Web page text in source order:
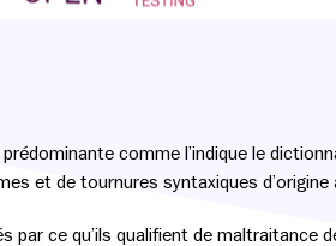
comme l’indique le
et de tournures syntaxiques d’origine
par ce qu’ils qualifient de maltraitance